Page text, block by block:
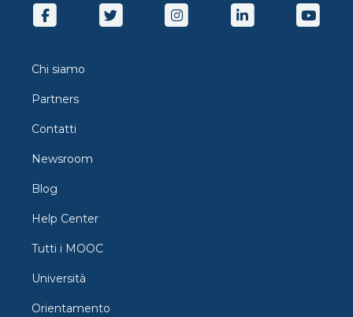
Chi siamo
Partners
Contatti
Newsroom
Blog
Help Center
Tutti i MOOC
Università
Orientamento